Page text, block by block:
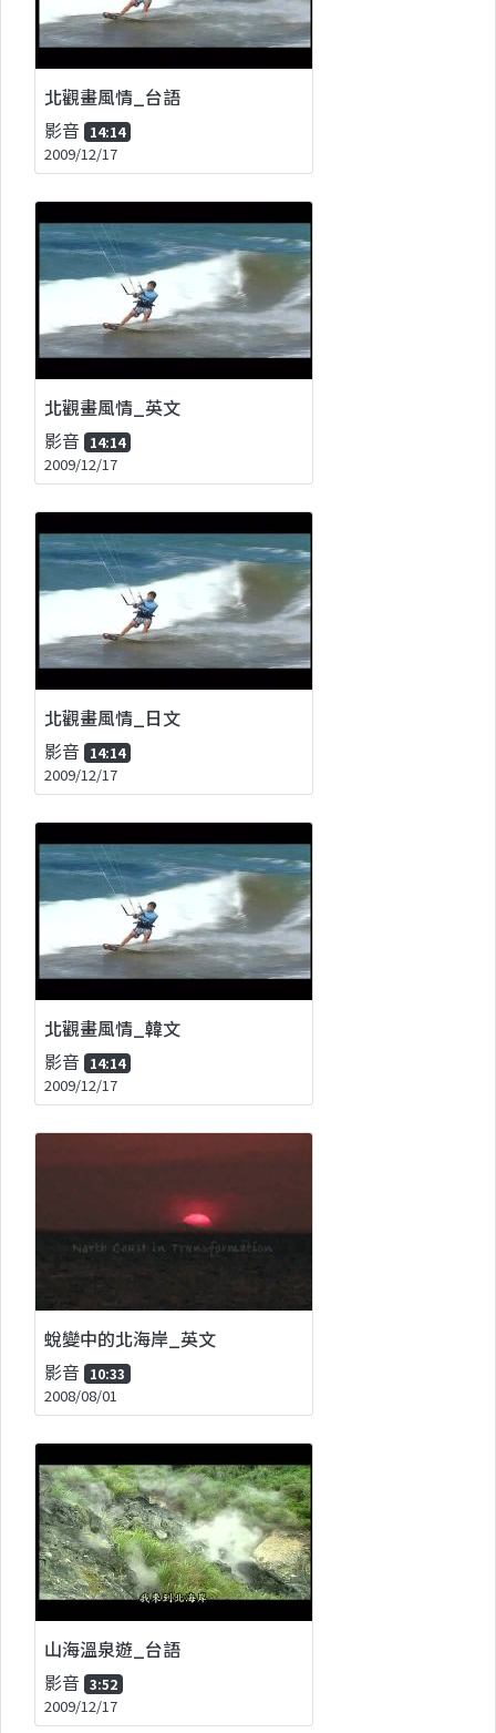
北觀畫風情_台語
影音 14:14
2009/12/17
北觀畫風情_英文
影音 14:14
2009/12/17
北觀畫風情_日文
影音 14:14
2009/12/17
北觀畫風情_韓文
影音 14:14
2009/12/17
蛻變中的北海岸_英文
影音 10:33
2008/08/01
山海溫泉遊_台語
影音 3:52
2009/12/17